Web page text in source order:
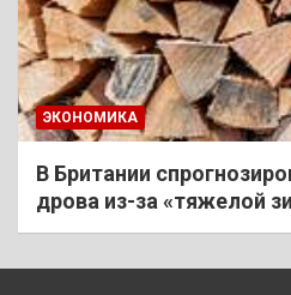
ЭКОНОМИКА
В Британии
дрова из-за «тяжелой